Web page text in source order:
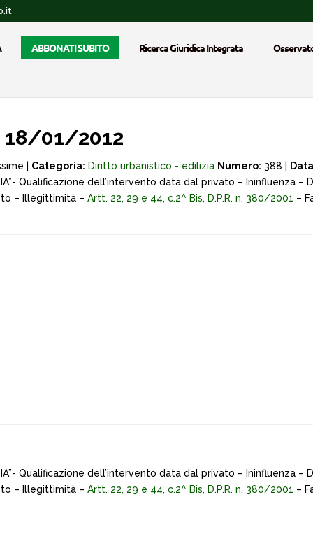
ABBONATI SUBITO Ricerca Giuridica Integrata
18/01/2012
| Categoria: Diritto urbanistico - edilizia Numero: 388 |
Qualificazione dell’intervento data dal privato – Ininfluenza
– Illegittimità – Artt. 22, 29 e 44, c.2^ Bis, D.P.R. n. 380/2001 –
Qualificazione dell’intervento data dal privato – Ininfluenza
– Illegittimità – Artt. 22, 29 e 44, c.2^ Bis, D.P.R. n. 380/2001 –